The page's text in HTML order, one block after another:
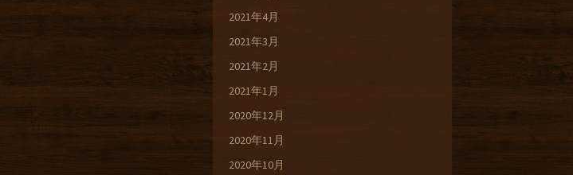
2021年4月
2021年3月
2021年2月
2021年1月
2020年12月
2020年11月
2020年10月